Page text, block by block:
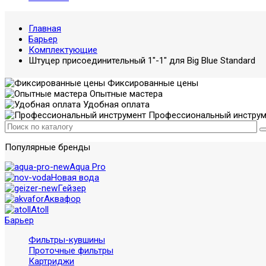
Главная
Барьер
Комплектующие
Штуцер присоединительный 1"-1" для Big Blue Standard
Фиксированные цены
Опытные мастера
Удобная оплата
Профессиональный
Популярные бренды
Aqua Pro
Новая вода
Гейзер
Аквафор
Atoll
Барьер
Фильтры-кувшины
Проточные фильтры
Картриджи